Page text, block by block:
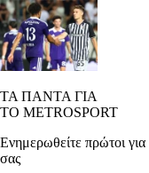
ΤΑ ΠΑΝΤΑ ΓΙΑ
ΤΟ METROSPORT
Ενημερωθείτε πρώτοι
σας